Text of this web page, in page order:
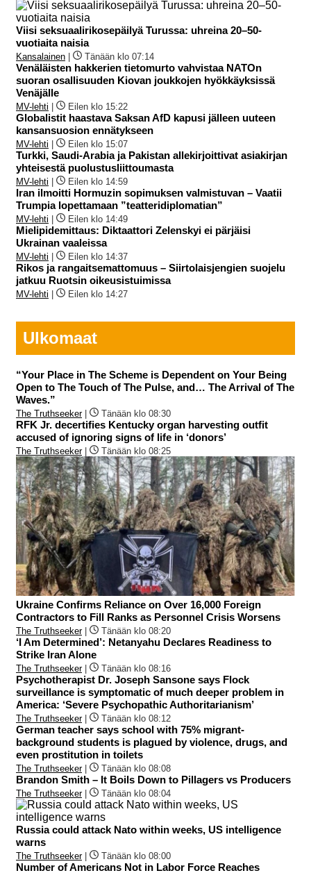
Viisi seksuaalirikosepäilyä Turussa: uhreina 20–50-
vuotiaita naisia
Kansalainen Tänään klo 07:14
Venäläisten hakkerien tietomurto vahvistaa NATOn
suoran osallisuuden Kiovan joukkojen hyökkäyksissä
Venäjälle
MV-lehti Eilen klo 15:22
Globalistit haastava Saksan AfD kapusi jälleen uuteen
kansansuosion ennätykseen
MV-lehti Eilen klo 15:07
Turkki, Saudi-Arabia ja Pakistan allekirjoittivat asiakirjan
yhteisestä puolustusliittoumasta
MV-lehti Eilen klo 14:59
Iran ilmoitti Hormuzin sopimuksen valmistuvan – Vaatii
Trumpia lopettamaan ”teatteridiplomatian”
MV-lehti Eilen klo 14:49
Mielipidemittaus: Diktaattori Zelenskyi ei pärjäisi
Ukrainan vaaleissa
MV-lehti Eilen klo 14:37
Rikos ja rangaitsemattomuus – Siirtolaisjengien suojelu
jatkuu Ruotsin oikeusistuimissa
MV-lehti Eilen klo 14:27
Ulkomaat
“Your Place in The Scheme is Dependent on Your Being
Open to The Touch of The Pulse, and… The Arrival of The
Waves.”
The Truthseeker| Tänään klo 08:30
RFK Jr. decertifies Kentucky organ harvesting outfit
accused of ignoring signs of life in ‘donors’
The Truthseeker| Tänään klo 08:25
Ukraine Confirms Reliance on Over 16,000 Foreign
Contractors to Fill Ranks as Personnel Crisis Worsens
The Truthseeker| Tänään klo 08:20
‘I Am Determined’: Netanyahu Declares Readiness to
Strike Iran Alone
The Truthseeker| Tänään klo 08:16
Psychotherapist Dr. Joseph Sansone says Flock
surveillance is symptomatic of much deeper problem in
America: ‘Severe Psychopathic Authoritarianism’
The Truthseeker| Tänään klo 08:12
German teacher says school with 75% migrant-
background students is plagued by violence, drugs, and
even prostitution in toilets
The Truthseeker| Tänään klo 08:08
Brandon Smith – It Boils Down to Pillagers vs Producers
The Truthseeker| Tänään klo 08:04
Russia could attack Nato within weeks, US intelligence
warns
The Truthseeker| Tänään klo 08:00
Number of Americans Not in Labor Force Reaches